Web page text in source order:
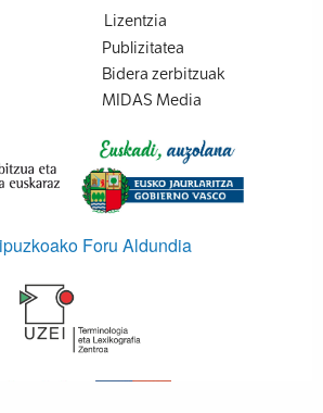
Lizentzia
Publizitatea
Bidera zerbitzuak
MIDAS Media